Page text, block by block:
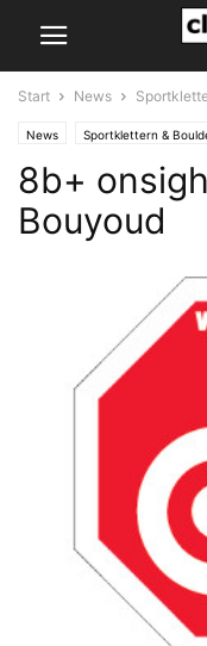
Start News
News Sportklettern &
8b+
Bouyoud